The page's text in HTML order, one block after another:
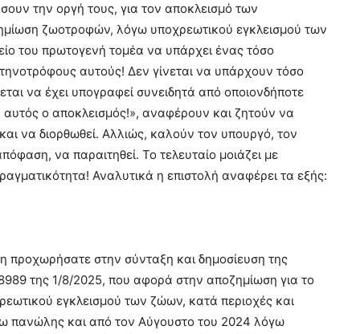
την οργή τους, για τον αποκλεισμό των
ζωοτροφών, λόγω υποχρεωτικού εγκλεισμού των
του πρωτογενή τομέα να υπάρχει ένας τόσο
αυτούς! Δεν γίνεται να υπάρχουν τόσο
να έχει υπογραφεί συνειδητά από οποιονδήποτε
ο αποκλεισμός!», αναφέρουν και ζητούν να
να διορθωθεί. Αλλιώς, καλούν τον υπουργό, τον
να παραιτηθεί. Το τελευταίο μοιάζει με
Αναλυτικά η επιστολή αναφέρει τα εξής:
στην σύνταξη και δημοσίευση της
της 1/8/2025, που αφορά στην αποζημίωση για το
εγκλεισμού των ζώων, κατά περιοχές και
πανώλης και από τον Αύγουστο του 2024 λόγω